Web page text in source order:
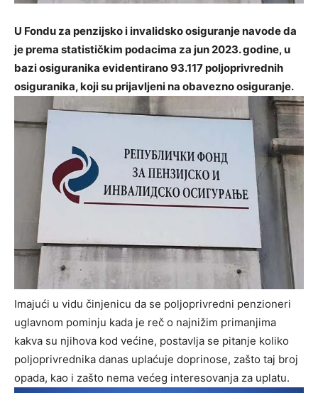
U Fondu za penzijsko i invalidsko osiguranje navode da
je prema statističkim podacima za jun 2023. godine, u
bazi osiguranika evidentirano 93.117 poljoprivrednih
osiguranika, koji su prijavljeni na obavezno osiguranje.
Imajući u vidu činjenicu da se poljoprivredni penzioneri
uglavnom pominju kada je reč o najnižim primanjima
kakva su njihova kod većine, postavlja se pitanje koliko
poljoprivrednika danas uplaćuje doprinose, zašto taj broj
opada, kao i zašto nema većeg interesovanja za uplatu.